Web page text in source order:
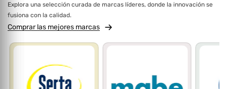
Explora una selección curada de marcas líderes, donde la innovación se
fusiona con la calidad.
Comprar las mejores marcas